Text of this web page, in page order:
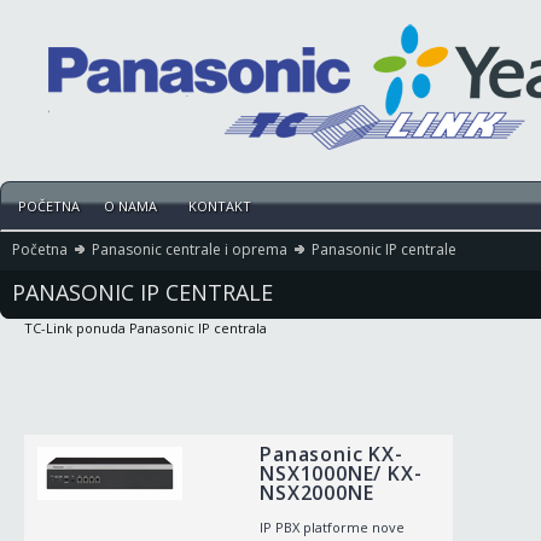
POČETNA O NAMA KONTAKT
Početna Panasonic centrale i oprema Panasonic IP centrale
PANASONIC IP CENTRALE
TC-Link ponuda Panasonic IP centrala
Panasonic KX-
NSX1000NE/ KX-
NSX2000NE
IP PBX platforme nove